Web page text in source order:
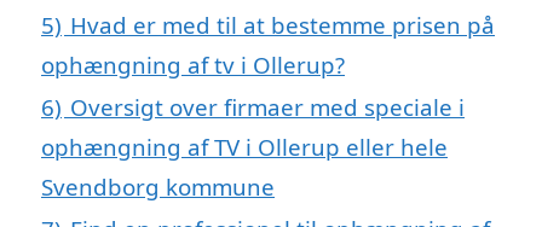
5) Hvad er med til at bestemme prisen på
ophængning af tv i Ollerup?
6) Oversigt over firmaer med speciale i
ophængning af TV i Ollerup eller hele
Svendborg kommune